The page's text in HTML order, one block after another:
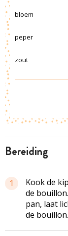
bereiding
1 Kook de
de
pan, laat
de bouillon.
bloem
peper
zout